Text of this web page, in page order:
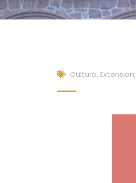
Cultura, Extensión,